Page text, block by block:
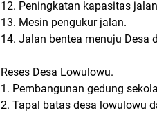
12. Peningkatan kapasitas
13. Mesin pengukur jalan.
14. Jalan bentea menuju Desa
Reses Desa Lowulowu.
1. Pembangunan gedung
2. Tapal batas desa lowulowu